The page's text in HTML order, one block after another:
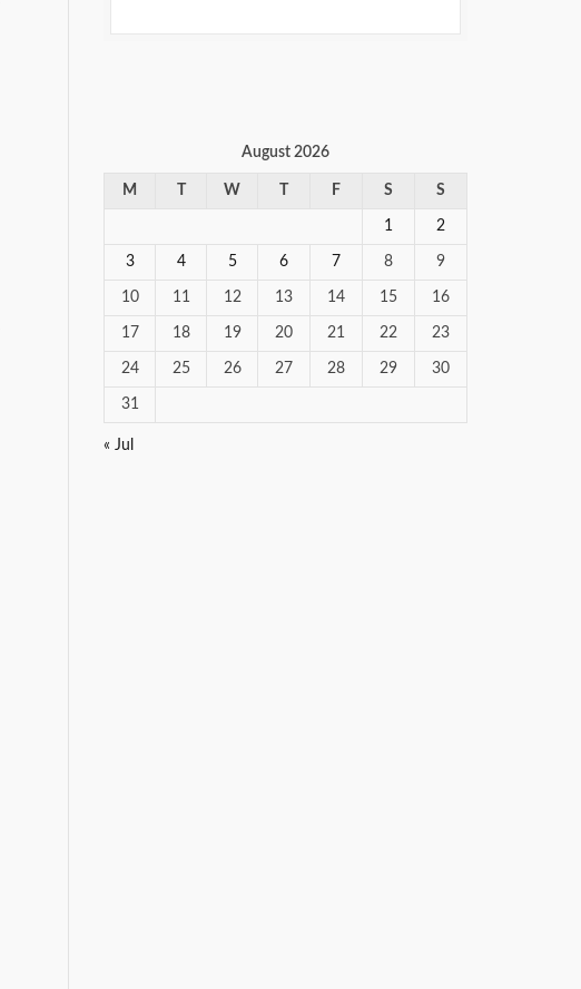
August 2026
M W F S S
1 2
3 4 5 6 7 8 9
10 11 12 13 14 15 16
17 18 19 20 21 22 23
24 25 26 27 28 29 30
31
« Jul